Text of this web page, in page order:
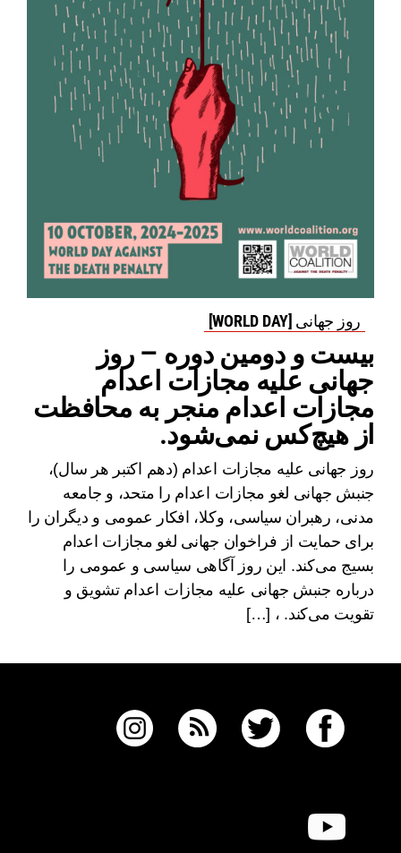
روز جهانی [WORLD DAY]
بیست و دومین دوره – روز
جهانی علیه مجازات اعدام
مجازات اعدام منجر به محافظت
از هیچ‌کس نمی‌شود.
روز جهانی علیه مجازات اعدام (دهم اکتبر هر سال)،
جنبش جهانی لغو مجازات اعدام را متحد، و جامعه
مدنی، رهبران سیاسی، وکلا، افکار عمومی و دیگران را
برای حمایت از فراخوان جهانی لغو مجازات اعدام
بسیج می‌کند. این روز آگاهی سیاسی و عمومی را
درباره جنبش جهانی علیه مجازات اعدام تشویق و
تقویت می‌کند. ، […]